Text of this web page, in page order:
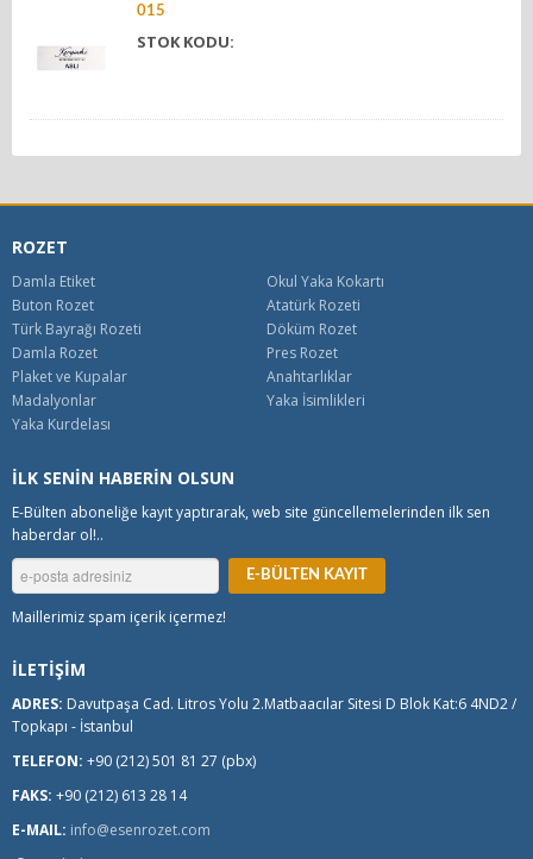
015
STOK KODU:
ROZET
Damla Etiket
Okul Yaka Kokartı
Buton Rozet
Atatürk Rozeti
Türk Bayrağı Rozeti
Döküm Rozet
Damla Rozet
Pres Rozet
Plaket ve Kupalar
Anahtarlıklar
Madalyonlar
Yaka İsimlikleri
Yaka Kurdelası
İLK SENİN HABERİN OLSUN
E-Bülten aboneliğe kayıt yaptırarak, web site güncellemelerinden ilk sen
haberdar ol!..
Maillerimiz spam içerik içermez!
İLETİŞİM
ADRES: Davutpaşa Cad. Litros Yolu 2.Matbaacılar Sitesi D Blok Kat:6 4ND2 /
Topkapı - İstanbul
TELEFON: +90 (212) 501 81 27 (pbx)
FAKS: +90 (212) 613 28 14
E-MAIL: info@esenrozet.com